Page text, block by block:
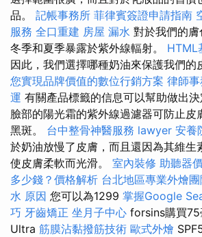
品。 記帳事務所 菲律賓簽證申請指南
服務 全口重建 房屋 漏水 對於我們的
冬季和夏季暴露於紫外線輻射。 HTML
因此，我們選擇哪種奶油來保護我們的
您實現品牌價值的數位行銷方案 律師
運 有關產品標籤的信息可以幫助做出
臉部的陽光霜的紫外線過濾器可防止皮
黑斑。 台中整骨神醫服務 lawyer 安養
於奶油放慢了皮膚，而且還因為其維生
使皮膚柔軟而光滑。 室內裝修 助聽器
多少錢？價格解析 台北地區專業外燴
水 原因 您可以為1299 掌握Google
巧 牙齒矯正 坐月子中心 forsins購買75
Ultra 筋膜沾黏撥筋技術 歐式外燴